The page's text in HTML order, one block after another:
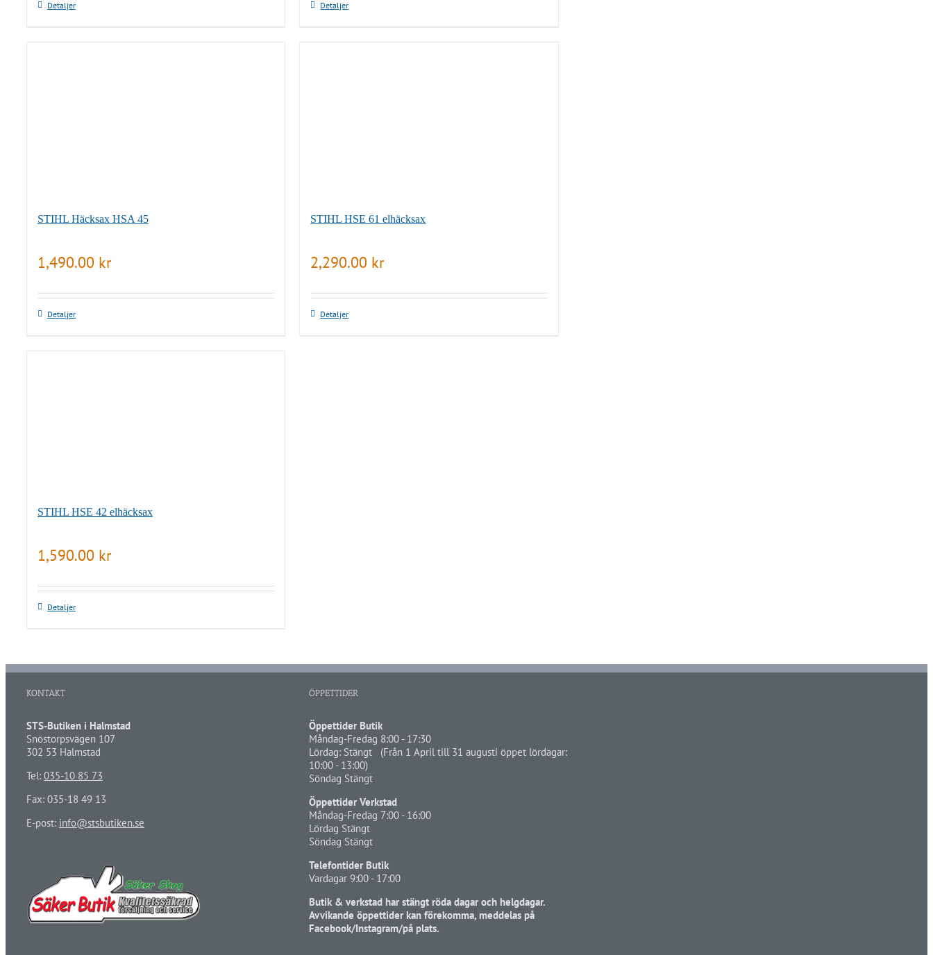
Detaljer Detaljer
STIHL Häcksax HSA 45
1,490.00 kr
Detaljer
STIHL HSE 61 elhäcksax
2,290.00 kr
Detaljer
STIHL HSE 42 elhäcksax
1,590.00 kr
Detaljer
KONTAKT
STS-Butiken i Halmstad
Snöstorpsvägen 107
302 53 Halmstad
Tel: 035-10 85 73
Fax: 035-18 49 13
E-post: info@stsbutiken.se
ÖPPETTIDER
Öppettider Butik
Måndag-Fredag 8:00 - 17:30
Lördag: Stängt (Från 1 April till 31 augusti öppet lördagar:
10:00 - 13:00)
Söndag Stängt
Öppettider Verkstad
Måndag-Fredag 7:00 - 16:00
Lördag Stängt
Söndag Stängt
Telefontider Butik
Vardagar 9:00 - 17:00
Butik & verkstad har stängt röda dagar och helgdagar.
Avvikande öppettider kan förekomma, meddelas på
Facebook/Instagram/på plats.